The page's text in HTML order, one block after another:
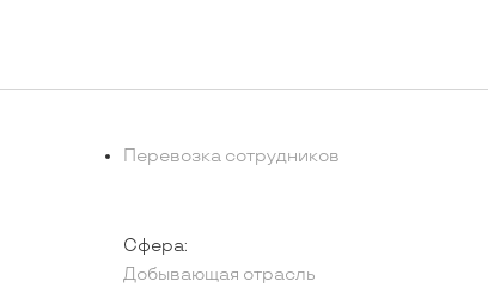
Перевозка сотрудников
Сфера:
Добывающая отрасль